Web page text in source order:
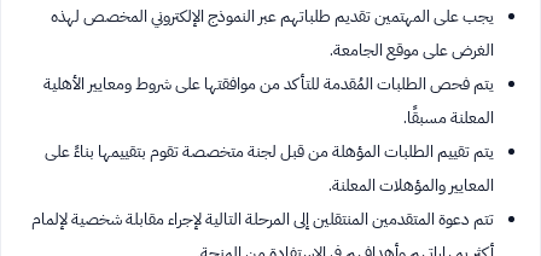
يجب على المهتمين تقديم طلباتهم عبر النموذج الإلكتروني المخصص لهذه
الغرض على موقع الجامعة.
يتم فحص الطلبات المُقدمة للتأكد من موافقتها على شروط ومعايير الأهلية
المعلنة مسبقًا.
يتم تقييم الطلبات المؤهلة من قبل لجنة متخصصة تقوم بتقييمها بناءً على
المعايير والمؤهلات المعلنة.
تتم دعوة المتقدمين المنتقلين إلى المرحلة التالية لإجراء مقابلة شخصية لإلمام